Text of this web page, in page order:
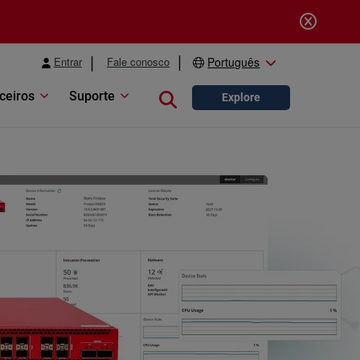
Entrar Fale conosco Português
Suporte Close search
Explore